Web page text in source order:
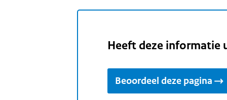
Heeft deze informatie
Beoordeel deze pagina